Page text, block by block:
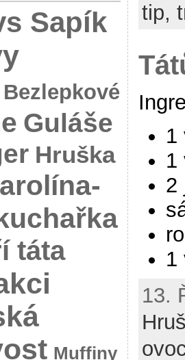
Sapík
Bezlepkové
Guláše
Hruška
táta
Muffiny
tip,
1
1
2
1
13.